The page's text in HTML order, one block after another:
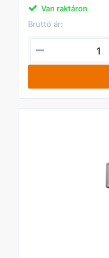
Van raktáron
Bruttó ár: